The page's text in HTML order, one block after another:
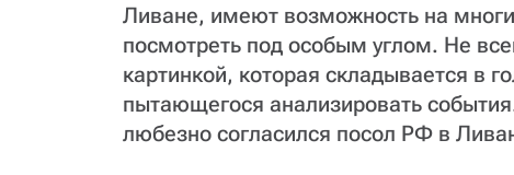
Ливане, имеют возможность на
посмотреть под особым углом. Не
картинкой, которая складывается в
пытающегося анализировать
любезно согласился посол РФ в